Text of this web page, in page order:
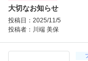
大切なお知らせ
投稿日：2025/11/5
投稿者： 川端 美保